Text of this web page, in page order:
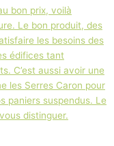
bon prix, voilà
Le bon produit, des
les besoins des
édifices tant
C’est aussi avoir une
les Serres Caron pour
paniers suspendus. Le
distinguer.